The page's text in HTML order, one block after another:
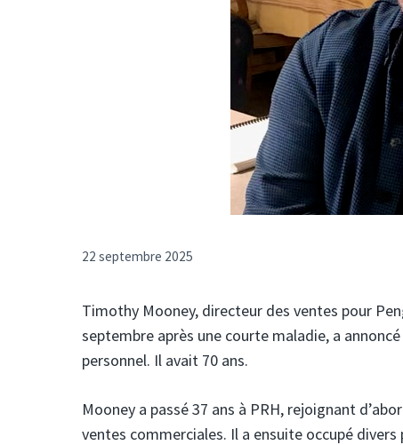
22 septembre 2025
Timothy Mooney, directeur des ventes pour
septembre après une courte maladie, a
personnel. Il avait 70 ans.
Mooney a passé 37 ans à PRH, rejoignant
ventes commerciales. Il a ensuite occupé